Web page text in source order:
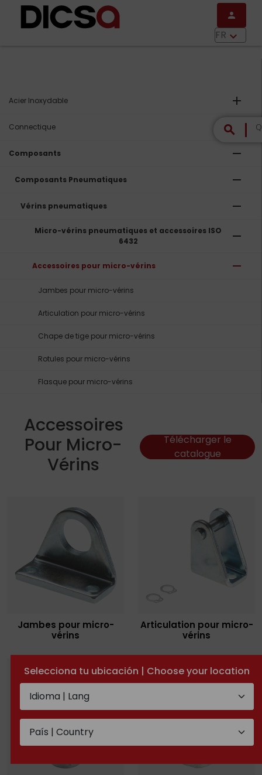
Aller au contenu principal
Selecciona tu ubicación | Choose your location
person
FR keyboard_arrow_down
search
Acier Inoxydable add
Connectique add
Composants remove
Composants Pneumatiques remove
Vérins pneumatiques remove
Micro-vérins pneumatiques et accessoires ISO
6432
remove
Accessoires pour micro-vérins remove
Jambes pour micro-vérins
Articulation pour micro-vérins
Chape de tige pour micro-vérins
Rotules pour micro-vérins
Flasque pour micro-vérins
Accessoires
Pour Micro-
Vérins
Télécharger le
catalogue
Jambes pour micro-
vérins
Articulation pour micro-
vérins